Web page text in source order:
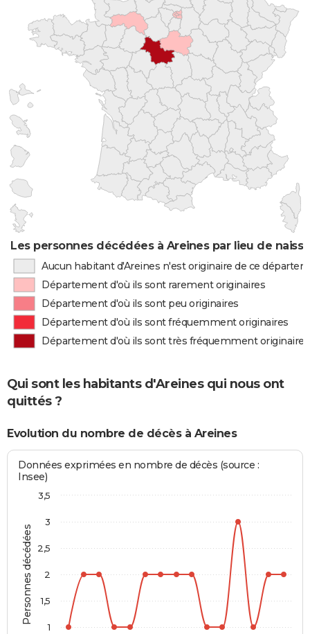
Les personnes décédées à Areines par lieu de
Aucun habitant d'Areines n'est originaire de ce
Département d'où ils sont rarement originaires
Département d'où ils sont peu originaires
Département d'où ils sont fréquemment originaires
Département d'où ils sont très fréquemment originaires
Qui sont les habitants d'Areines qui nous ont
quittés ?
Evolution du nombre de décès à Areines
Personnes décédées
Données exprimées en nombre de décès (source :
Insee)
1
1,5
2
2,5
3
3,5